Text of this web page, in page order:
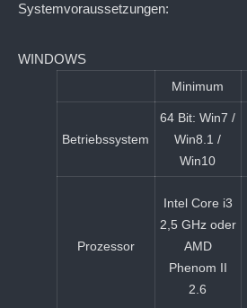
Systemvoraussetzungen:
WINDOWS
Minimum
Betriebssystem
64 Bit: Win7 /
Win8.1 /
Win10
Prozessor
Intel Core i3
2,5 GHz oder
AMD
Phenom II
2.6